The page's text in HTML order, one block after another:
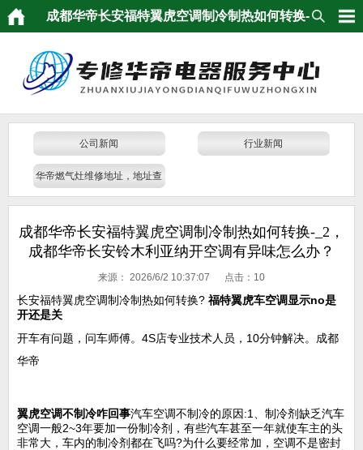
成都华帝长安福特翼虎空调制冷制热如何转换-
_2，成都华帝长安铃木利亚纳开空调有异味怎么
办？
公司新闻 行业新闻
华帝燃气灶维修地址，地址查
成都华帝长安福特翼虎空调制冷制热如何转换-_2，
成都华帝长安铃木利亚纳开空调有异味怎么办？
来源： 2026/6/2 10:37:07 点击： 10
长安福特翼虎空调制冷制热如何转换? 福特翼虎车空调显示no是
开还是关
开车有问题，问车师傅。4S店专业技术人员，10分钟解决。成都
华帝
翼虎空调不制冷咋回事汽车空调不制冷的原因:1、制冷剂缺乏汽车
空调一般2~3年要加一份制冷剂，有些汽车甚至一年就使车主的头
非常大，车内的制冷剂都在飞吗?为什么要经常加，空调不是密封